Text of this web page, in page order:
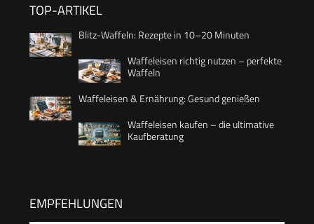
TOP-ARTIKEL
Blitz-Waffeln: Rezepte in 10–20 Minuten
Waffeleisen richtig nutzen – perfekte
Waffeln
Waffeleisen & Ernährung: Gesund genießen
Waffeleisen kaufen – die ultimative
Kaufberatung
EMPFEHLUNGEN